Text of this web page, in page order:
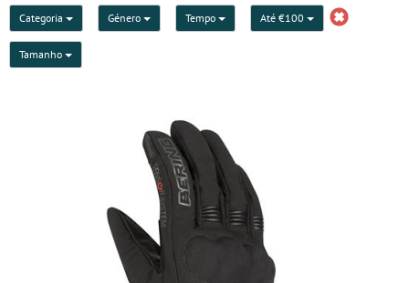
Categoria Género Tempo Até €100
Tamanho